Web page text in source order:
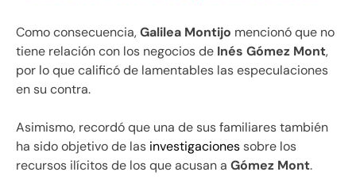
Como consecuencia,Galilea Montijo mencionó que no
tiene relación con los negocios de Inés Gómez Mont,
por lo que calificó de lamentables las especulaciones
en su contra.
Asimismo, recordó que una de sus familiares también
ha sido objetivo de las investigacionessobre los
recursos ilícitos de los que acusan a Gómez Mont.